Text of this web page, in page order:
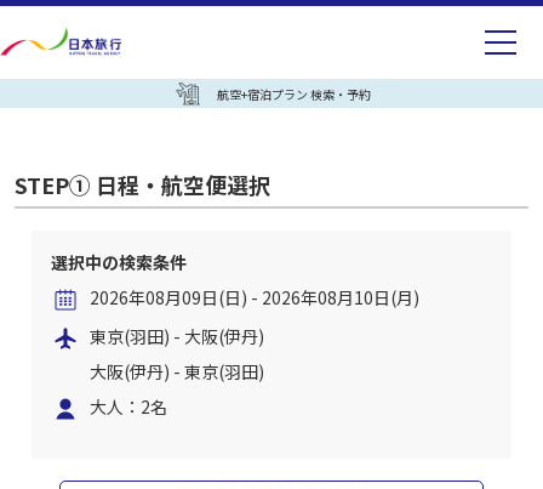
航空+宿泊プラン 検索・予約
STEP① 日程・航空便選択
選択中の検索条件
2026年08月09日(日) - 2026年08月10日(月)
東京(羽田) - 大阪(伊丹)
大阪(伊丹) - 東京(羽田)
大人：2名